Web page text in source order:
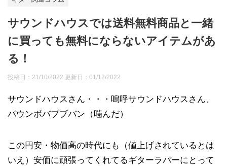
サウンドハウスでは送料無料商品と一緒
に買っても無料にならないアイテムがあ
る！
投稿日：21/10/2022 更新日： 01/12/2022
サウンドハウスさん・・・嗚呼サウンドハウスさん、
バウンボバブブバン（噛んだ）
この円安・物価高の時代にも（値上げされているとは
いえ）安価に頑張ってくれてるギターラバーにとって